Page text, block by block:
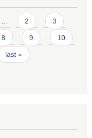
… 2 3
8 9 10
last »